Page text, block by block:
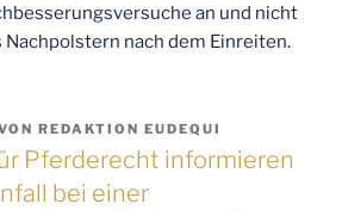
an und nicht
nach dem Einreiten.
REDAKTION EUDEQUI
Pferderecht informieren
bei einer